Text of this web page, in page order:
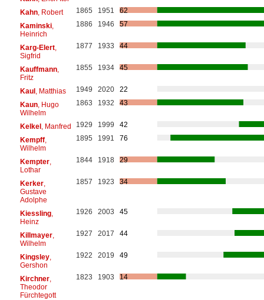
Kahn, Robert 1865 1951
62
Kaminski,
Heinrich
1886 1946 57
Karg-Elert,
Sigfrid
1877 1933 44
Kauffmann,
Fritz
1855 1934 45
Kaul, Matthias 1949 2020
22
Kaun, Hugo
Wilhelm
1863 1932 43
Kelkel, Manfred 1929 1999
42
Kempff,
Wilhelm
1895 1991 76
Kempter,
Lothar
1844 1918 29
Kerker,
Gustave
Adolphe
1857 1923 34
Kiessling,
Heinz
1926 2003 45
Killmayer,
Wilhelm
1927 2017 44
Kingsley,
Gershon
1922 2019 49
Kirchner,
Theodor
Fürchtegott
1823 1903 14